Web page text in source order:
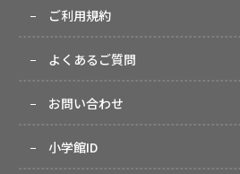
ご利用規約
よくあるご質問
お問い合わせ
小学館ID